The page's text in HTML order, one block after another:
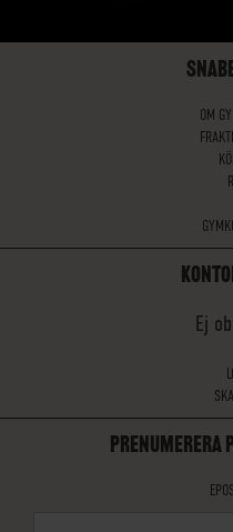
OM
Ej
PRENUMERERA